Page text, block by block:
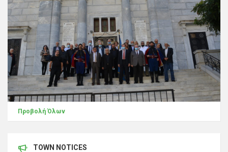
Προβολή Όλων
TOWN NOTICES